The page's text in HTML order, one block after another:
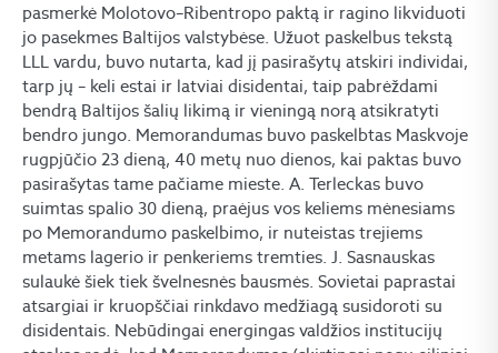
pasmerkė Molotovo–Ribentropo paktą ir ragino likviduoti
jo pasekmes Baltijos valstybėse. Užuot paskelbus tekstą
LLL vardu, buvo nutarta, kad jį pasirašytų atskiri individai,
tarp jų – keli estai ir latviai disidentai, taip pabrėždami
bendrą Baltijos šalių likimą ir vieningą norą atsikratyti
bendro jungo. Memorandumas buvo paskelbtas Maskvoje
rugpjūčio 23 dieną, 40 metų nuo dienos, kai paktas buvo
pasirašytas tame pačiame mieste. A. Terleckas buvo
suimtas spalio 30 dieną, praėjus vos keliems mėnesiams
po Memorandumo paskelbimo, ir nuteistas trejiems
metams lagerio ir penkeriems tremties. J. Sasnauskas
sulaukė šiek tiek švelnesnės bausmės. Sovietai paprastai
atsargiai ir kruopščiai rinkdavo medžiagą susidoroti su
disidentais. Nebūdingai energingas valdžios institucijų